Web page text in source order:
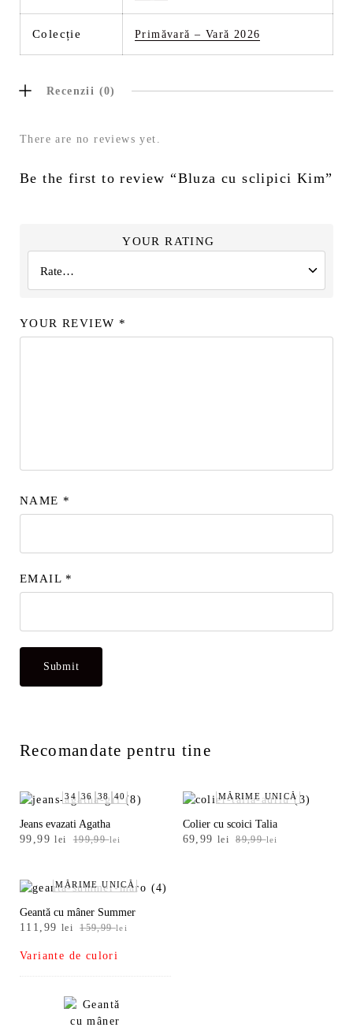
Colecție Primăvară – Vară 2026
Recenzii (0)
There are no reviews yet.
Be the first to review “Bluza cu sclipici Kim”
YOUR RATING
YOUR REVIEW *
NAME *
EMAIL *
Recomandate pentru tine
34 36 38 40
Jeans evazati Agatha
199,99lei
Prețul
fost:
99,99lei
Prețul
99,99 lei.
MĂRIME UNICĂ
Colier cu scoici Talia
89,99lei
Prețul
69,99 lei
Prețul
MĂRIME UNICĂ
Geantă cu mâner Summer
159,99lei
Prețul
a
fost:
111,99 lei
Prețul
este:
111,99 lei.
Variante de culori